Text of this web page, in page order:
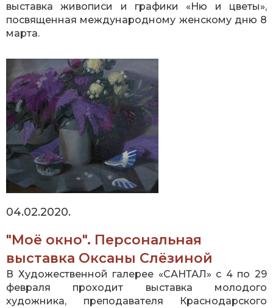
выставка живописи и графики «Ню и цветы»,
посвященная международному женскому дню 8
марта.
04.02.2020.
"Моё окно". Персональная
выставка Оксаны Слёзиной
В Художественной галерее «САНТАЛ» с 4 по 29
февраля проходит выставка молодого
художника, преподавателя Краснодарского